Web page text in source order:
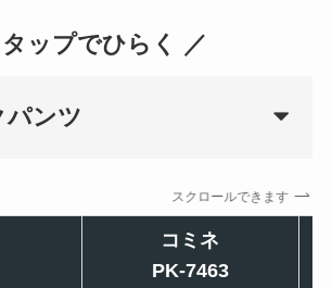
ップでひらく ／
パンツ
スクロールできます
コミネ
PK-7463